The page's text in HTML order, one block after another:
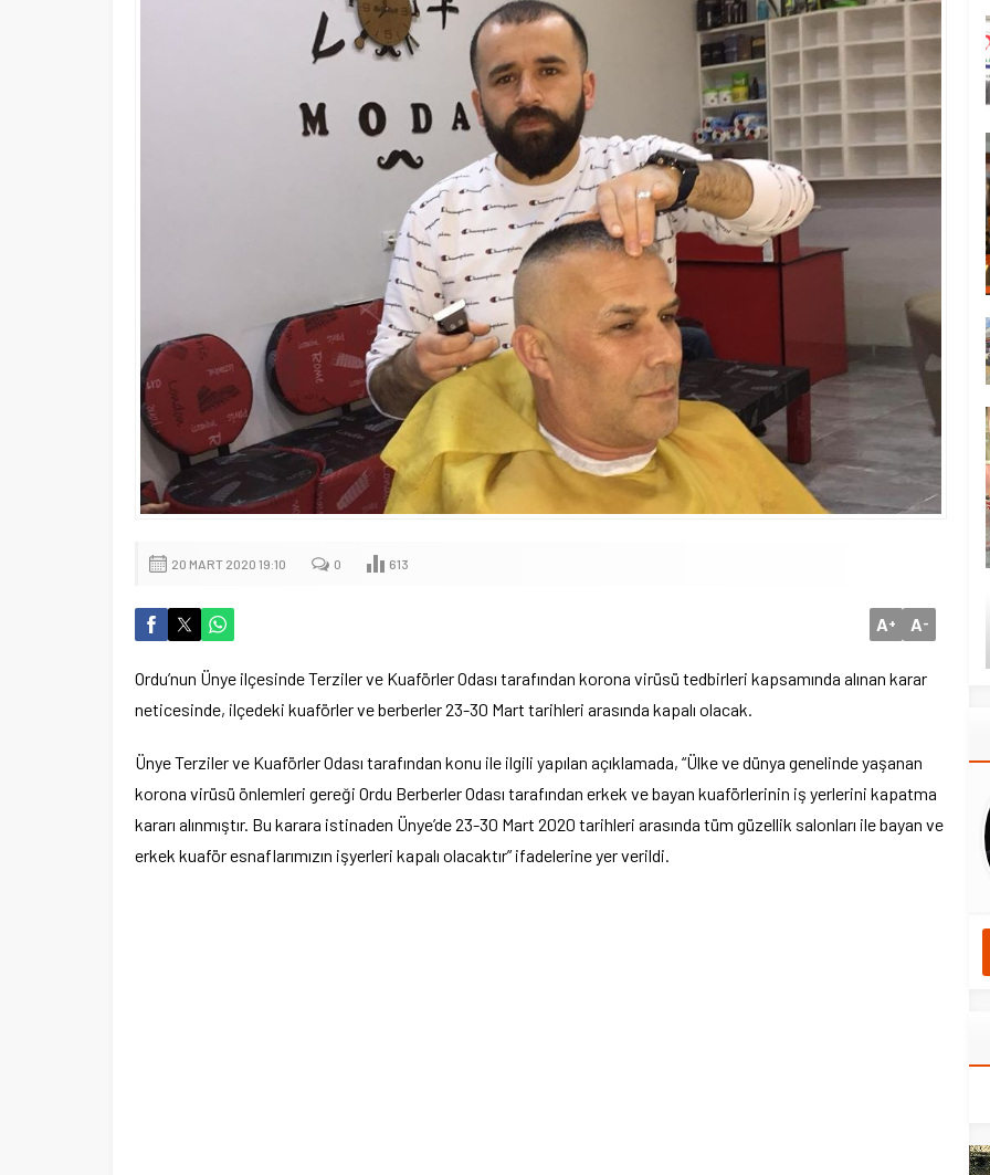
20 MART 2020 19:10 0 613
A+ A-
Ordu’nun Ünye ilçesinde Terziler ve Kuaförler Odası tarafından korona virüsü tedbirleri kapsamında alınan karar
neticesinde, ilçedeki kuaförler ve berberler 23-30 Mart tarihleri arasında kapalı olacak.
Ünye Terziler ve Kuaförler Odası tarafından konu ile ilgili yapılan açıklamada, “Ülke ve dünya genelinde yaşanan
korona virüsü önlemleri gereği Ordu Berberler Odası tarafından erkek ve bayan kuaförlerinin iş yerlerini kapatma
kararı alınmıştır. Bu karara istinaden Ünye’de 23-30 Mart 2020 tarihleri arasında tüm güzellik salonları ile bayan ve
erkek kuaför esnaflarımızın işyerleri kapalı olacaktır” ifadelerine yer verildi.